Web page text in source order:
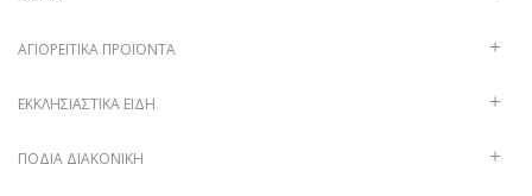
ΑΓΙΟΡΕΊΤΙΚΑ ΠΡΟΪΌΝΤΑ
ΕΚΚΛΗΣΙΑΣΤΙΚΆ ΕΊΔΗ
ΠΟΔΙΆ ΔΙΑΚΟΝΙΚΉ